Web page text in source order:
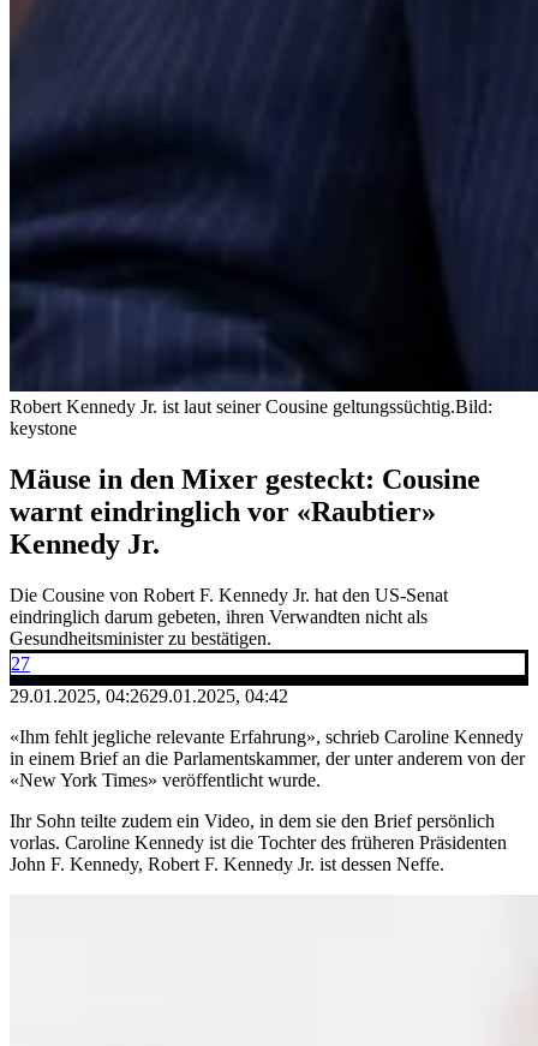
Robert Kennedy Jr. ist laut seiner Cousine geltungssüchtig.Bild:
keystone
Mäuse in den Mixer gesteckt: Cousine
warnt eindringlich vor «Raubtier»
Kennedy Jr.
Die Cousine von Robert F. Kennedy Jr. hat den US-Senat
eindringlich darum gebeten, ihren Verwandten nicht als
Gesundheitsminister zu bestätigen.
27
29.01.2025, 04:2629.01.2025, 04:42
«Ihm fehlt jegliche relevante Erfahrung», schrieb Caroline Kennedy
in einem Brief an die Parlamentskammer, der unter anderem von der
«New York Times» veröffentlicht wurde.
Ihr Sohn teilte zudem ein Video, in dem sie den Brief persönlich
vorlas. Caroline Kennedy ist die Tochter des früheren Präsidenten
John F. Kennedy, Robert F. Kennedy Jr. ist dessen Neffe.